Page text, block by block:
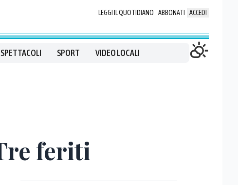
LEGGI IL QUOTIDIANO ABBONATI ACCEDI
SPORT VIDEO LOCALI
feriti